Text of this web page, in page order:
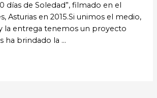
días de Soledad”, filmado en el
Asturias en 2015.Si unimos el medio,
la entrega tenemos un proyecto
ha brindado la …